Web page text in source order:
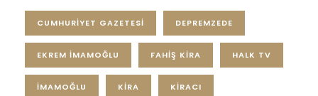
CUMHURIYET GAZETESI DEPREMZEDE
EKREM İMAMOĞLU FAHIŞ KIRA HALK TV
IMAMOĞLU KIRA KIRACI